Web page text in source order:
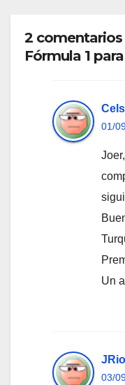
2 comentarios
Fórmula 1
01/
Un
JRio
03/